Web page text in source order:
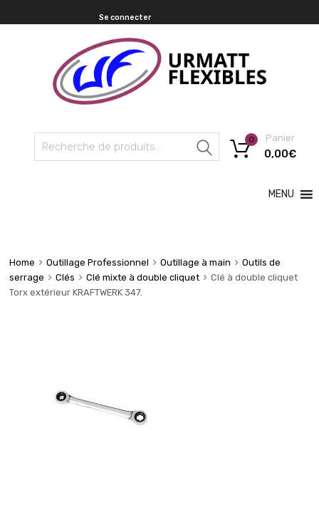
Se connecter
Recherche
Panier
0,00€
0
MENU
Home Outillage Professionnel Outillage à main
Outils de
serrage
Clés Clé mixte à double cliquet
Clé à double cliquet
Torx extérieur KRAFTWERK 347.